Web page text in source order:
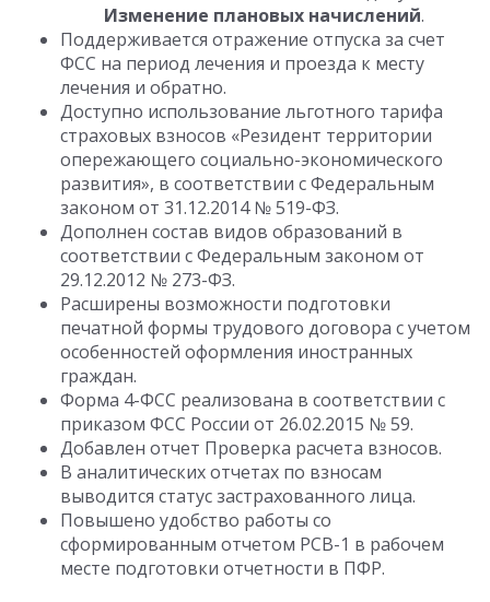
Изменение плановых начислений.
Поддерживается отражение отпуска за счет
ФСС на период лечения и проезда к месту
лечения и обратно.
Доступно использование льготного тарифа
страховых взносов «Резидент территории
опережающего социально-экономического
развития», в соответствии с Федеральным
законом от 31.12.2014 № 519-ФЗ.
Дополнен состав видов образований в
соответствии с Федеральным законом от
29.12.2012 № 273-ФЗ.
Расширены возможности подготовки
печатной формы трудового договора с учетом
особенностей оформления иностранных
граждан.
Форма 4-ФСС реализована в соответствии с
приказом ФСС России от 26.02.2015 № 59.
Добавлен отчет Проверка расчета взносов.
В аналитических отчетах по взносам
выводится статус застрахованного лица.
Повышено удобство работы со
сформированным отчетом РСВ-1 в рабочем
месте подготовки отчетности в ПФР.